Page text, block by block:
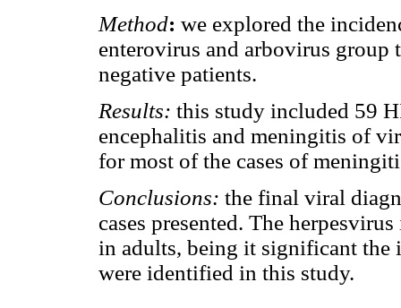
Method: we explored the
enterovirus and arbovirus
negative patients.
Results: this study included 59
encephalitis and meningitis of
for most of the cases of
Conclusions: the final viral
cases presented. The
in adults, being it significant the
were identified in this study.